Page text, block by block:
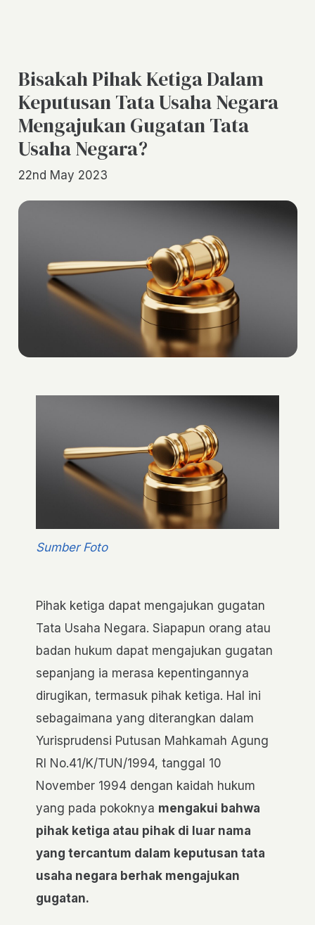
Bisakah Pihak Ketiga Dalam
Keputusan Tata Usaha Negara
Mengajukan Gugatan Tata
Usaha Negara?
22nd May 2023
Sumber Foto
Pihak ketiga dapat mengajukan gugatan
Tata Usaha Negara. Siapapun orang atau
badan hukum dapat mengajukan gugatan
sepanjang ia merasa kepentingannya
dirugikan, termasuk pihak ketiga. Hal ini
sebagaimana yang diterangkan dalam
Yurisprudensi Putusan Mahkamah Agung
RI No.41/K/TUN/1994, tanggal 10
November 1994 dengan kaidah hukum
yang pada pokoknya mengakui bahwa
pihak ketiga atau pihak di luar nama
yang tercantum dalam keputusan tata
usaha negara berhak mengajukan
gugatan.